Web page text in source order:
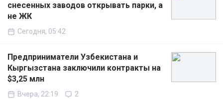
снесенных заводов открывать парки, а
не ЖК
Сегодня, 05:42
Предприниматели Узбекистана и
Кыргызстана заключили контракты на
$3,25 млн
Вчера, 22:19 2